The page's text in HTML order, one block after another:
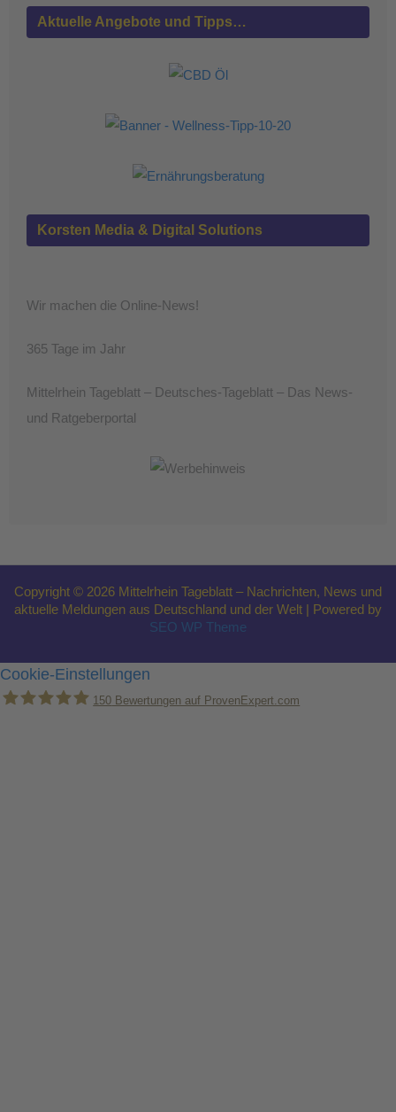
Aktuelle Angebote und Tipps…
Korsten Media & Digital Solutions
Wir machen die Online-News!
365 Tage im Jahr
Mittelrhein Tageblatt – Deutsches-Tageblatt – Das News-
und Ratgeberportal
Copyright © 2026 Mittelrhein Tageblatt – Nachrichten, News und
aktuelle Meldungen aus Deutschland und der Welt | Powered by
SEO WP Theme
Cookie-Einstellungen
150 Bewertungen auf ProvenExpert.com